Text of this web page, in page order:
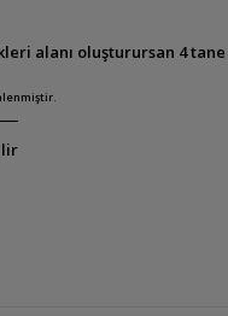
alanı oluşturursan 4